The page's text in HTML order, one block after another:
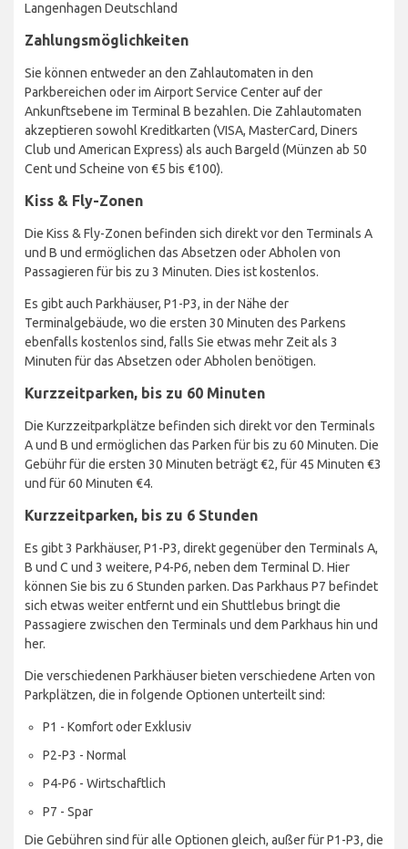
Langenhagen Deutschland
Zahlungsmöglichkeiten
Sie können entweder an den Zahlautomaten in den
Parkbereichen oder im Airport Service Center auf der
Ankunftsebene im Terminal B bezahlen. Die Zahlautomaten
akzeptieren sowohl Kreditkarten (VISA, MasterCard, Diners
Club und American Express) als auch Bargeld (Münzen ab 50
Cent und Scheine von €5 bis €100).
Kiss & Fly-Zonen
Die Kiss & Fly-Zonen befinden sich direkt vor den Terminals A
und B und ermöglichen das Absetzen oder Abholen von
Passagieren für bis zu 3 Minuten. Dies ist kostenlos.
Es gibt auch Parkhäuser, P1-P3, in der Nähe der
Terminalgebäude, wo die ersten 30 Minuten des Parkens
ebenfalls kostenlos sind, falls Sie etwas mehr Zeit als 3
Minuten für das Absetzen oder Abholen benötigen.
Kurzzeitparken, bis zu 60 Minuten
Die Kurzzeitparkplätze befinden sich direkt vor den Terminals
A und B und ermöglichen das Parken für bis zu 60 Minuten. Die
Gebühr für die ersten 30 Minuten beträgt €2, für 45 Minuten €3
und für 60 Minuten €4.
Kurzzeitparken, bis zu 6 Stunden
Es gibt 3 Parkhäuser, P1-P3, direkt gegenüber den Terminals A,
B und C und 3 weitere, P4-P6, neben dem Terminal D. Hier
können Sie bis zu 6 Stunden parken. Das Parkhaus P7 befindet
sich etwas weiter entfernt und ein Shuttlebus bringt die
Passagiere zwischen den Terminals und dem Parkhaus hin und
her.
Die verschiedenen Parkhäuser bieten verschiedene Arten von
Parkplätzen, die in folgende Optionen unterteilt sind:
P1 - Komfort oder Exklusiv
P2-P3 - Normal
P4-P6 - Wirtschaftlich
P7 - Spar
Die Gebühren sind für alle Optionen gleich, außer für P1-P3, die